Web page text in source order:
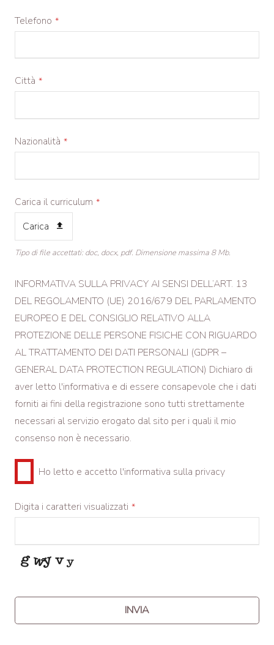
Telefono *
Città *
Nazionalità *
Carica il curriculum *
Carica
Tipo di file accettati: doc, docx, pdf. Dimensione massima 8 Mb.
INFORMATIVA SULLA PRIVACY AI SENSI DELL’ART. 13
DEL REGOLAMENTO (UE) 2016/679 DEL PARLAMENTO
EUROPEO E DEL CONSIGLIO RELATIVO ALLA
PROTEZIONE DELLE PERSONE FISICHE CON RIGUARDO
AL TRATTAMENTO DEI DATI PERSONALI (GDPR –
GENERAL DATA PROTECTION REGULATION) Dichiaro di
aver letto l'informativa e di essere consapevole che i dati
forniti ai fini della registrazione sono tutti strettamente
necessari al servizio erogato dal sito per i quali il mio
consenso non è necessario.
Ho letto e accetto l'informativa sulla privacy
Digita i caratteri visualizzati *
INVIA